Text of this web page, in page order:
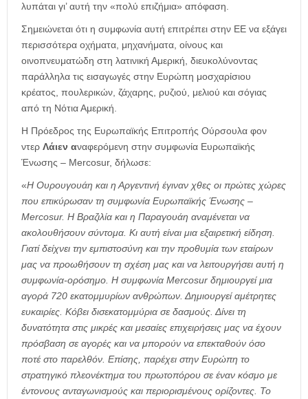
λυπάται γι’ αυτή την «πολύ επιζήμια» απόφαση.
Σημειώνεται ότι η συμφωνία αυτή επιτρέπει στην ΕΕ να εξάγει
περισσότερα οχήματα, μηχανήματα, οίνους και
οινοπνευματώδη στη λατινική Αμερική, διευκολύνοντας
παράλληλα τις εισαγωγές στην Ευρώπη μοσχαρίσιου
κρέατος, πουλερικών, ζάχαρης, ρυζιού, μελιού και σόγιας
από τη Νότια Αμερική.
Η Πρόεδρος της Ευρωπαϊκής Επιτροπής Ούρσουλα φον
ντερ Λάιεν αναφερόμενη στην συμφωνία Ευρωπαϊκής
Ένωσης – Mercosur, δήλωσε:
«Η Ουρουγουάη και η Αργεντινή έγιναν χθες οι πρώτες χώρες
που επικύρωσαν τη συμφωνία Ευρωπαϊκής Ένωσης –
Mercosur. Η Βραζιλία και η Παραγουάη αναμένεται να
ακολουθήσουν σύντομα. Κι αυτή είναι μια εξαιρετική είδηση.
Γιατί δείχνει την εμπιστοσύνη και την προθυμία των εταίρων
μας να προωθήσουν τη σχέση μας και να λειτουργήσει αυτή η
συμφωνία-ορόσημο. Η συμφωνία Mercosur δημιουργεί μια
αγορά 720 εκατομμυρίων ανθρώπων. Δημιουργεί αμέτρητες
ευκαιρίες. Κόβει δισεκατομμύρια σε δασμούς. Δίνει τη
δυνατότητα στις μικρές και μεσαίες επιχειρήσεις μας να έχουν
πρόσβαση σε αγορές και να μπορούν να επεκταθούν όσο
ποτέ στο παρελθόν. Επίσης, παρέχει στην Ευρώπη το
στρατηγικό πλεονέκτημα του πρωτοπόρου σε έναν κόσμο με
έντονους ανταγωνισμούς και περιορισμένους ορίζοντες. Το